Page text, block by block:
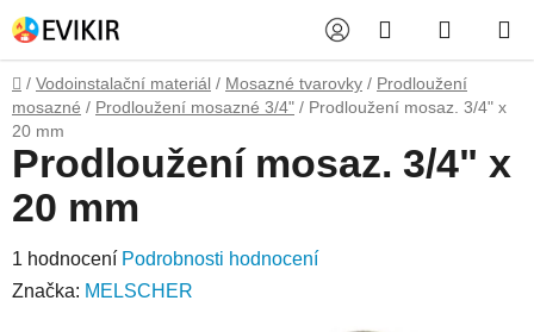
na
obsah
Hledat
KOŠÍK
Domů
/ Vodoinstalační materiál / Mosazné tvarovky / Prodloužení
mosazné / Prodloužení mosazné 3/4" / Prodloužení mosaz. 3/4" x
20 mm
Prodloužení mosaz. 3/4" x
20 mm
Průměrné
hodnocení
1 hodnocení Podrobnosti hodnocení
Značka: MELSCHER